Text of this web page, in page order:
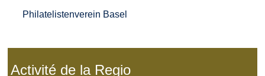
Philatelistenverein Basel
Activité de la Regio